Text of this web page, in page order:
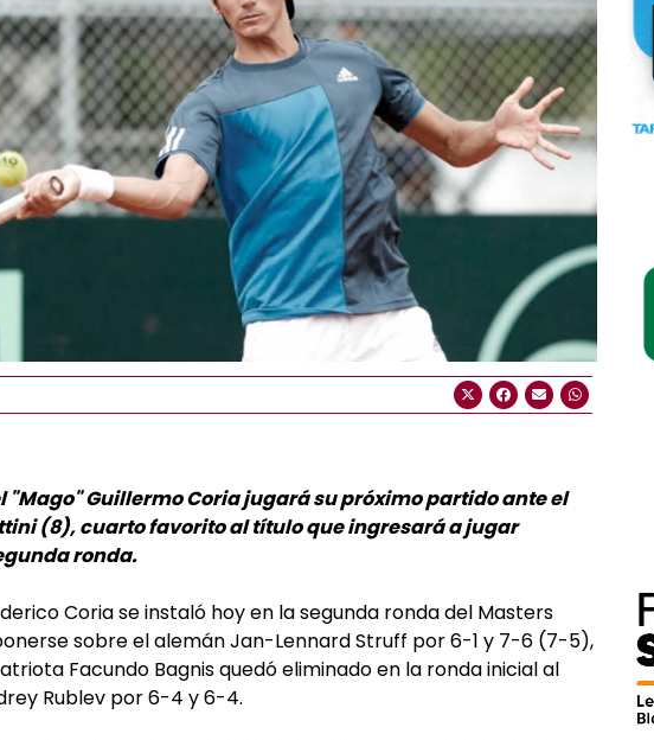
"Mago" Guillermo Coria jugará su próximo partido ante el
(8), cuarto favorito al título que ingresará a jugar
ronda.
Coria se instaló hoy en la segunda ronda del Masters
sobre el alemán Jan-Lennard Struff por 6-1 y 7-6 (7-5),
Facundo Bagnis quedó eliminado en la ronda inicial al
Rublev por 6-4 y 6-4.